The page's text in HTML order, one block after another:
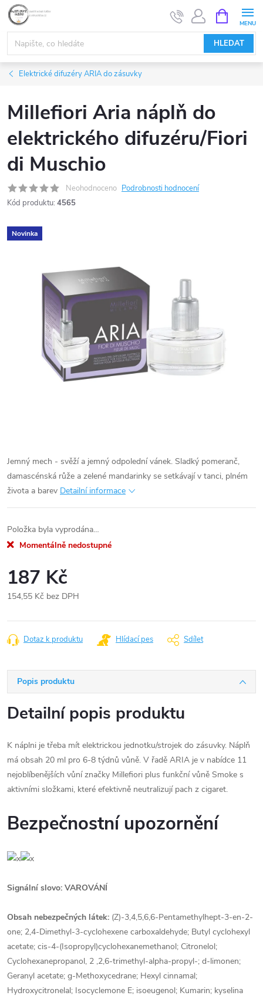
Přejít
obsah
HLEDAT
NÁKUPNÍ
KOŠÍK
Elektrické difuzéry ARIA do zásuvky
Millefiori Aria náplň do
elektrického difuzéru/Fiori
di Muschio
Neohodnoceno Podrobnosti hodnocení
Kód produktu: 4565
Novinka
Jemný mech - svěží a jemný odpolední vánek. Sladký pomeranč,
damascénská růže a zelené mandarinky se setkávají v tanci, plném
života a barev Detailní informace
Položka byla vyprodána…
Momentálně nedostupné
187 Kč
154,55 Kč bez DPH
cena:
Dotaz k produktu Hlídací pes Sdílet
Popis produktu
Detailní popis produktu
K náplni je třeba mít elektrickou jednotku/strojek do zásuvky. Náplň
má obsah 20 ml pro 6-8 týdnů vůně. V řadě ARIA je v nabídce 11
nejoblíbenějších vůní značky Millefiori plus funkční vůně Smoke s
aktivními složkami, které efektivně neutralizují pach z cigaret.
Bezpečnostní upozornění
Signální slovo: VAROVÁNÍ
Obsah nebezpečných látek: (Z)-3,4,5,6,6-Pentamethylhept-3-en-2-
one; 2,4-Dimethyl-3-cyclohexene carboxaldehyde; Butyl cyclohexyl
acetate; cis-4-(Isopropyl)cyclohexanemethanol; Citronelol;
Cyclohexanepropanol, 2 ,2,6-trimethyl-alpha-propyl-; d-limonen;
Geranyl acetate; g-Methoxycedrane; Hexyl cinnamal;
Hydroxycitronelal; Isocyclemone E; isoeugenol; Kumarin; kyselina